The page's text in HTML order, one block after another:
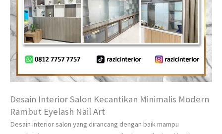
Desain Interior Salon Kecantikan Minimalis Modern
Rambut Eyelash Nail Art
Desain interior salon yang dirancang dengan baik mampu